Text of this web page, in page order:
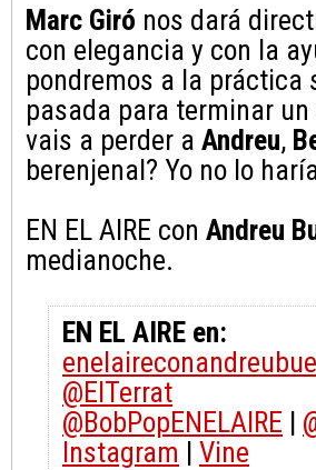
Marc Giró nos dará
con elegancia y con la
pondremos a la práctica
pasada para terminar
vais a perder a Andreu,
berenjenal? Yo no lo
EN EL AIRE con Andreu
medianoche.
EN EL AIRE en:
@ElTerrat
@BobPopENELAIRE |
Instagram | Vine